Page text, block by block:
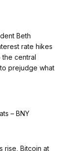
Beth
rate hikes
central
prejudge what
– BNY
rise, Bitcoin at